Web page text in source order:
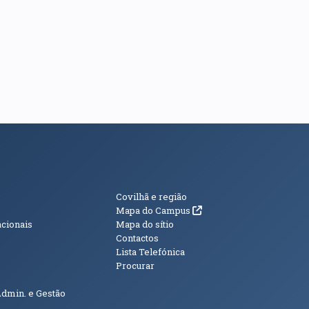
e Gestão
Informações
Covilhã e região
Mapa do Campus (abre em nova janela)
Mapa do sítio
Contactos
Lista Telefónica
Procurar